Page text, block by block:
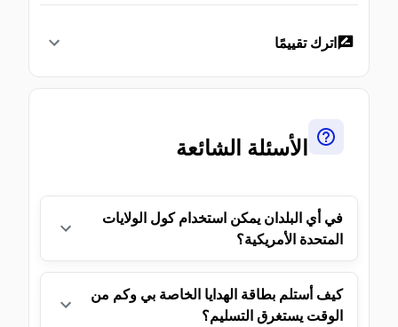
اترك تقييمًا
الأسئلة الشائعة
في أي البلدان يمكن استخدام كول الولايات
المتحدة الأمريكية؟
كيف أستلم بطاقة الهدايا الخاصة بي وكم من
الوقت يستغرق التسليم؟